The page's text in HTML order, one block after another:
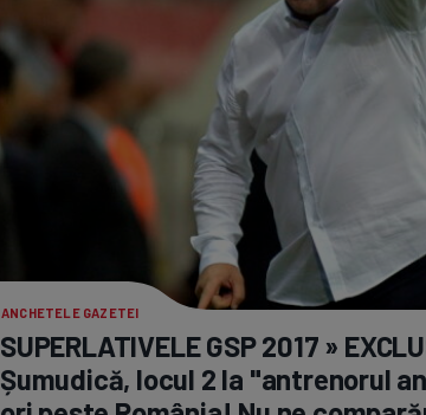
ANCHETELE GAZETEI
SUPERLATIVELE GSP 2017 »
Șumudică, locul 2 la "antrenorul